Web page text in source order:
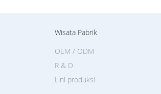
Wisata Pabrik
Lini produksi
OEM / ODM
R & D